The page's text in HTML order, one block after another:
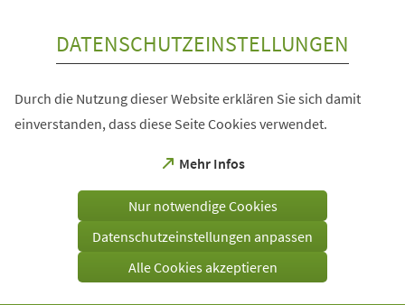
DATENSCHUTZEINSTELLUNGEN
Durch die Nutzung dieser Website erklären Sie sich damit
einverstanden, dass diese Seite Cookies verwendet.
Mehr Infos
(Öffnet
einem
Tab)
Nur notwendige Cookies
Datenschutzeinstellungen anpassen
Alle Cookies akzeptieren